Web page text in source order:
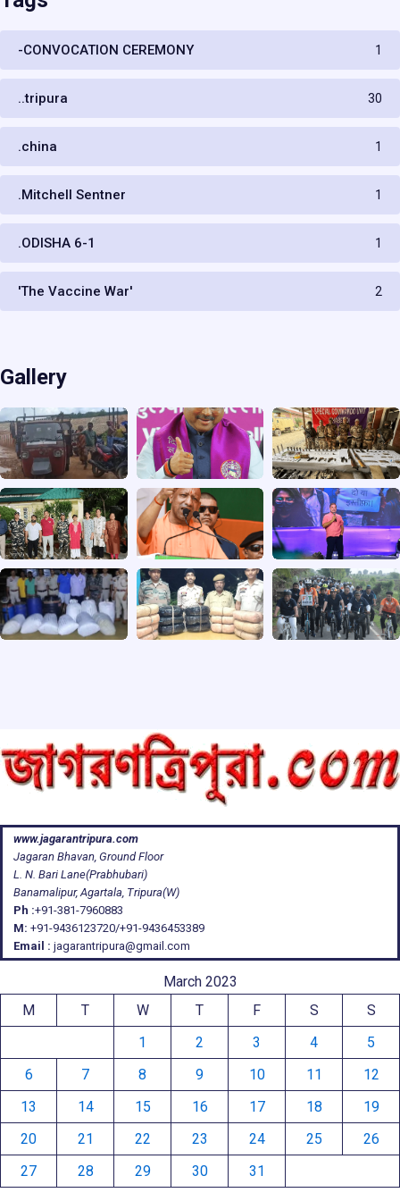
-CONVOCATION CEREMONY 1
..tripura 30
.china 1
.Mitchell Sentner 1
.ODISHA 6-1 1
'The Vaccine War' 2
Gallery
www.jagarantripura.com
Jagaran Bhavan, Ground Floor
L. N. Bari Lane(Prabhubari)
Banamalipur, Agartala, Tripura(W)
Ph :+91-381-7960883
M: +91-9436123720/+91-9436453389
Email : jagarantripura@gmail.com
March 2023
M
T W T F S
S
1
2 3 4
5
6
7 8 9 10 11
12
13
14 15 16 17 18
19
20
21 22 23 24 25
26
27
28 29 30 31